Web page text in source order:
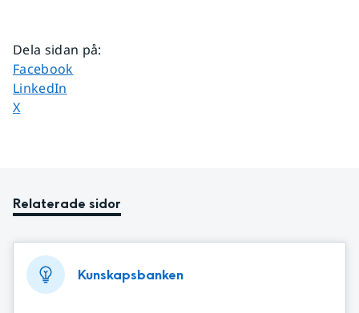
Dela sidan på:
Dela sidan på
Facebook
Dela sidan på
LinkedIn
Dela sidan på
X
Relaterade sidor
Kunskapsbanken